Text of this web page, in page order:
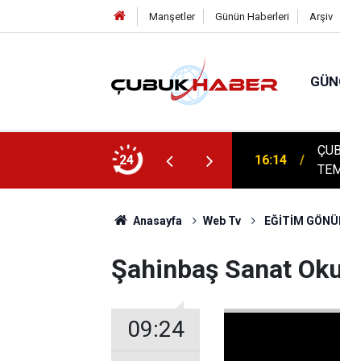
Manşetler Günün Haberleri Arşiv
24
AYBÜ’LÜ 1504 ÖĞRENCİ KEP ATTI! 16:14
Anasayfa Web Tv EĞİTİM
Şahinbaş Sanat
09:24